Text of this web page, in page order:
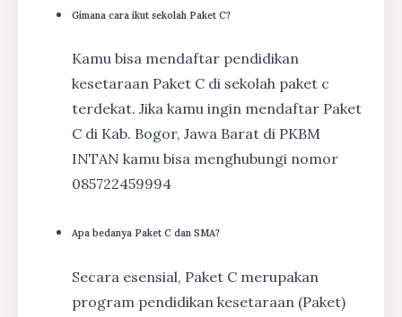
Gimana cara ikut sekolah Paket C?
Kamu bisa mendaftar pendidikan
kesetaraan Paket C di sekolah paket c
terdekat. Jika kamu ingin mendaftar Paket
C di Kab. Bogor, Jawa Barat di PKBM
INTAN kamu bisa menghubungi nomor
085722459994
Apa bedanya Paket C dan SMA?
Secara esensial, Paket C merupakan
program pendidikan kesetaraan (Paket)